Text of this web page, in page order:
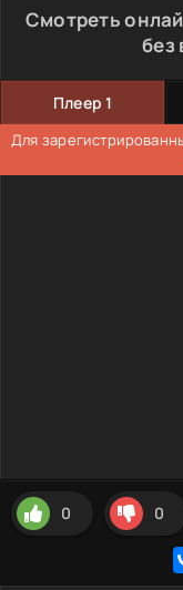
Смотреть
без
Плеер 1
Для
0 0